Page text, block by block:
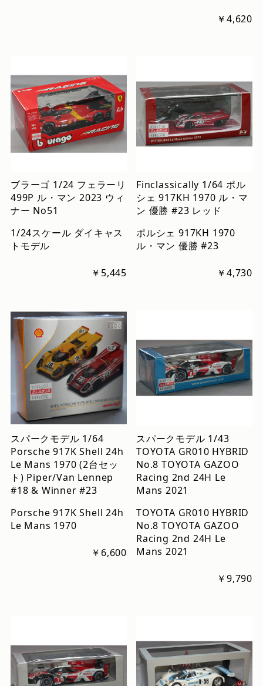
￥4,620
ブラーゴ 1/24 フェラーリ
499P ル・マン 2023 ウィ
ナー No51
1/24スケール ダイキャス
トモデル
￥5,445
Finclassically 1/64 ポル
シェ 917KH 1970 ル・マ
ン 優勝 #23 レッド
ポルシェ 917KH 1970
ル・マン 優勝 #23
￥4,730
スパークモデル 1/64
Porsche 917K Shell 24h
Le Mans 1970 (2台セッ
ト) Piper/Van Lennep
#18 & Winner #23
Porsche 917K Shell 24h
Le Mans 1970
￥6,600
スパークモデル 1/43
TOYOTA GR010 HYBRID
No.8 TOYOTA GAZOO
Racing 2nd 24H Le
Mans 2021
TOYOTA GR010 HYBRID
No.8 TOYOTA GAZOO
Racing 2nd 24H Le
Mans 2021
￥9,790